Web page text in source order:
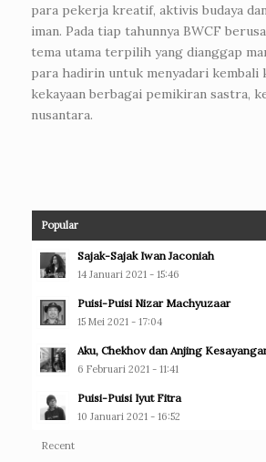
para pekerja kreatif, aktivis budaya
iman. Pada tiap tahunnya BWCF
tema utama terpilih yang dianggap
para hadirin untuk menyadari kembali
kekayaan berbagai pemikiran sastra,
nusantara.
Popular
Sajak-Sajak Iwan Jaconiah
14 Januari 2021 - 15:46
Puisi-Puisi Nizar Machyuzaar
15 Mei 2021 - 17:04
Aku, Chekhov dan Anjing
6 Februari 2021 - 11:41
Puisi-Puisi Iyut Fitra
10 Januari 2021 - 16:52
Recent